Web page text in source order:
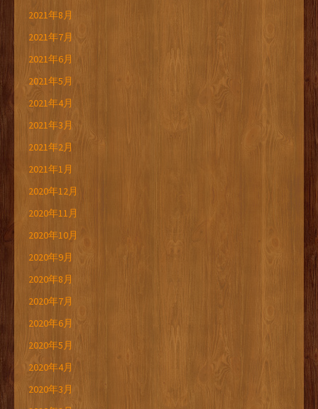
2021年8月
2021年7月
2021年6月
2021年5月
2021年4月
2021年3月
2021年2月
2021年1月
2020年12月
2020年11月
2020年10月
2020年9月
2020年8月
2020年7月
2020年6月
2020年5月
2020年4月
2020年3月